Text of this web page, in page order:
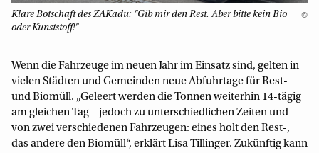
Klare Botschaft des ZAKadu: "Gib mir den Rest. Aber bitte kein Bio
oder Kunststoff!"
©
Wenn die Fahrzeuge im neuen Jahr im Einsatz sind, gelten in
vielen Städten und Gemeinden neue Abfuhrtage für Rest-
und Biomüll. „Geleert werden die Tonnen weiterhin 14-tägig
am gleichen Tag – jedoch zu unterschiedlichen Zeiten und
von zwei verschiedenen Fahrzeugen: eines holt den Rest-,
das andere den Biomüll“, erklärt Lisa Tillinger. Zukünftig kann